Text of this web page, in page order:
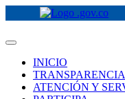
INICIO
ATENCIÓN Y